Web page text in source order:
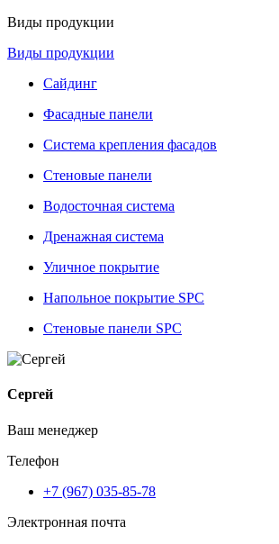
Виды продукции
Виды продукции
Сайдинг
Фасадные панели
Система крепления фасадов
Стеновые панели
Водосточная система
Дренажная система
Уличное покрытие
Напольное покрытие SPC
Стеновые панели SPC
Сергей
Ваш менеджер
Телефон
+7 (967) 035-85-78
Электронная почта